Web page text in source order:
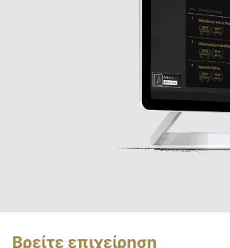
Βρείτε επιχείρηση